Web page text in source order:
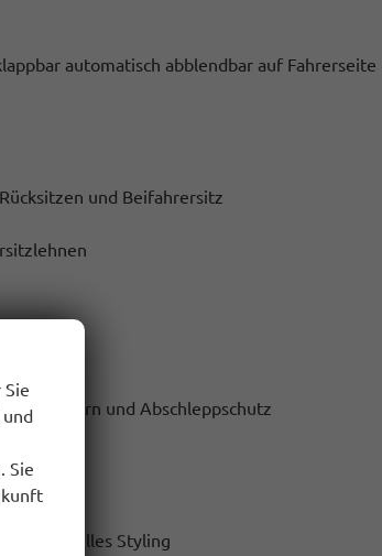
automatisch abblendbar auf Fahrerseite
und Beifahrersitz
up-Horn und Abschleppschutz
spezielles Styling
Sie